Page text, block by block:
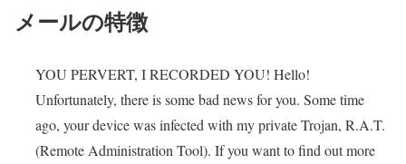
メールの特徴
YOU PERVERT, I RECORDED YOU! Hello!
Unfortunately, there is some bad news for you. Some time
ago, your device was infected with my private Trojan, R.A.T.
(Remote Administration Tool). If you want to find out more